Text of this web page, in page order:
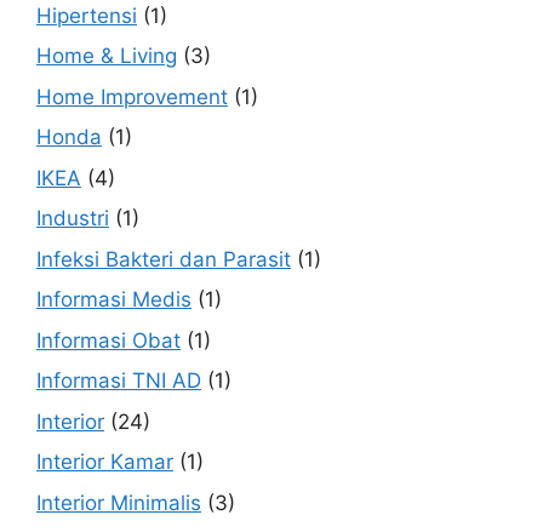
Hipertensi (1)
Home & Living (3)
Home Improvement (1)
Honda (1)
IKEA (4)
Industri (1)
Infeksi Bakteri dan Parasit (1)
Informasi Medis (1)
Informasi Obat (1)
Informasi TNI AD (1)
Interior (24)
Interior Kamar (1)
Interior Minimalis (3)